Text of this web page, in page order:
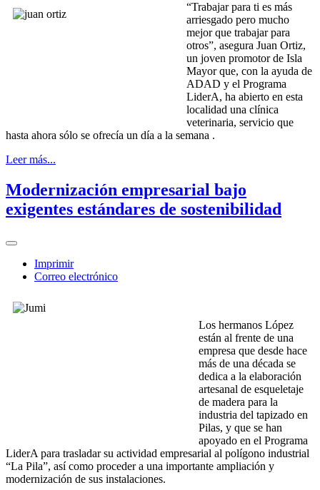
“Trabajar para ti es más
arriesgado pero mucho
mejor que trabajar para
otros”, asegura Juan Ortiz,
un joven promotor de Isla
Mayor que, con la ayuda de
ADAD y el Programa
LiderA, ha abierto en esta
localidad una clínica
veterinaria, servicio que
hasta ahora sólo se ofrecía un día a la semana .
Leer más...
Modernización empresarial bajo
exigentes estándares de sostenibilidad
Imprimir
Correo electrónico
Los hermanos López
están al frente de una
empresa que desde hace
más de una década se
dedica a la elaboración
artesanal de esqueletaje
de madera para la
industria del tapizado en
Pilas, y que se han
apoyado en el Programa
LiderA para trasladar su actividad empresarial al polígono industrial
“La Pila”, así como proceder a una importante ampliación y
modernización de sus instalaciones.